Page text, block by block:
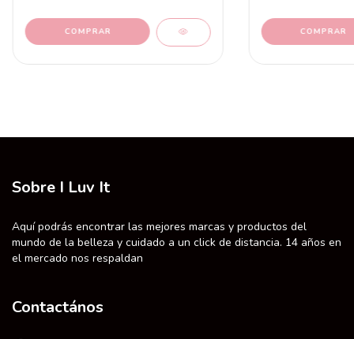
Sobre I Luv It
Aquí podrás encontrar las mejores marcas y productos del
mundo de la belleza y cuidado a un click de distancia. 14 años en
el mercado nos respaldan
Contactános